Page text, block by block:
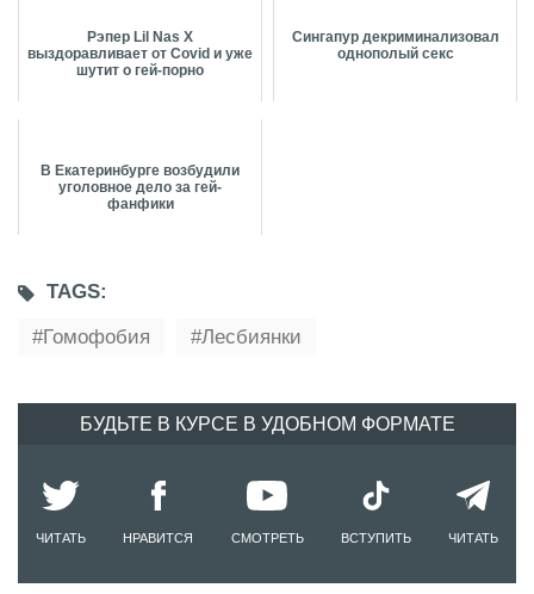
Рэпер Lil Nas X
выздоравливает от Covid и уже
шутит о гей-порно
Сингапур декриминализовал
однополый секс
В Екатеринбурге возбудили
уголовное дело за гей-
фанфики
TAGS:
Гомофобия
Лесбиянки
БУДЬТЕ В КУРСЕ В УДОБНОМ ФОРМАТЕ
ЧИТАТЬ НРАВИТСЯ СМОТРЕТЬ ВСТУПИТЬ ЧИТАТЬ